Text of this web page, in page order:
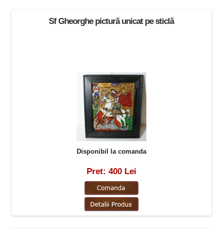
Sf Gheorghe pictură unicat pe sticlă
Disponibil la comanda
Pret: 400 Lei